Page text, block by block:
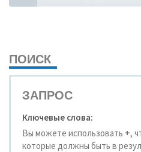
ПОИСК
ЗАПРОС
Ключевые слова:
Вы можете использовать +,
которые должны быть в